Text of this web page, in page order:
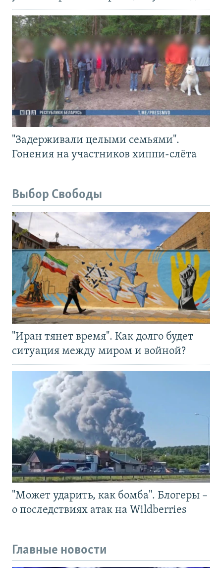
"Задерживали целыми семьями".
Гонения на участников хиппи-слёта
Выбор Свободы
"Иран тянет время". Как долго будет
ситуация между миром и войной?
"Может ударить, как бомба". Блогеры –
о последствиях атак на Wildberries
Главные новости